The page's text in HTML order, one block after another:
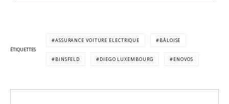
ÉTIQUETTES
ASSURANCE VOITURE ELECTRIQUE BÂLOISE
BINSFELD DIEGO LUXEMBOURG ENOVOS